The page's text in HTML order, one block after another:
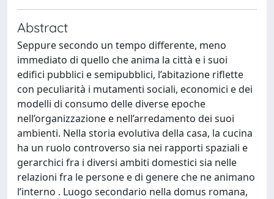
Abstract
Seppure secondo un tempo differente, meno
immediato di quello che anima la città e i suoi
edifici pubblici e semipubblici, l’abitazione riflette
con peculiarità i mutamenti sociali, economici e dei
modelli di consumo delle diverse epoche
nell’organizzazione e nell’arredamento dei suoi
ambienti. Nella storia evolutiva della casa, la cucina
ha un ruolo controverso sia nei rapporti spaziali e
gerarchici fra i diversi ambiti domestici sia nelle
relazioni fra le persone e di genere che ne animano
l’interno . Luogo secondario nella domus romana,